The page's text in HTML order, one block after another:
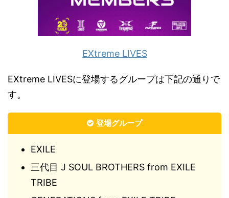
EXtreme LIVES
EXtreme LIVESに登場するグループは下記の通りで
す。
登場グループ
EXILE
三代目 J SOUL BROTHERS from EXILE
TRIBE